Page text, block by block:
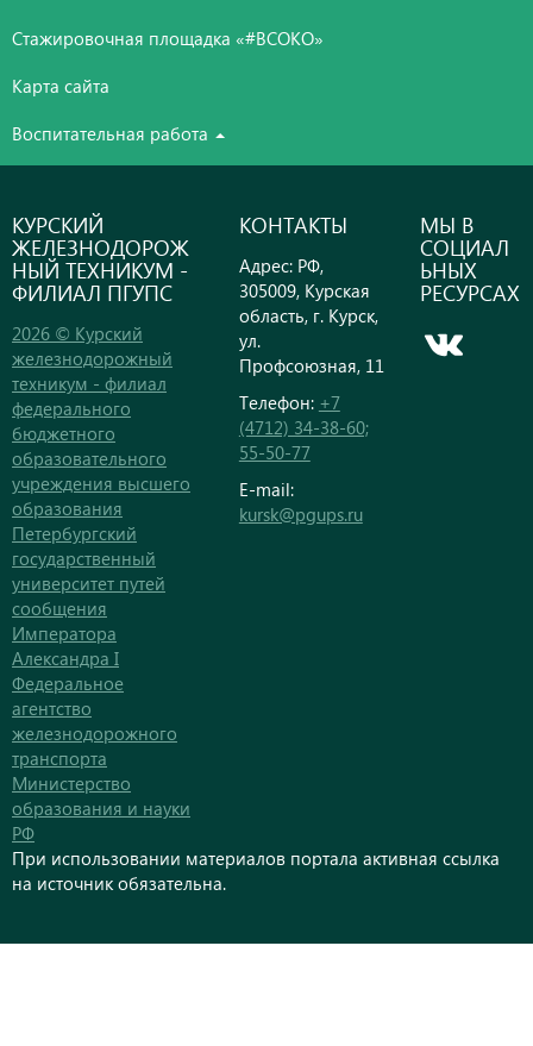
Стажировочная площадка «#ВСОКО»
Карта сайта
Воспитательная работа
КУРСКИЙ
ЖЕЛЕЗНОДОРОЖ
НЫЙ ТЕХНИКУМ -
ФИЛИАЛ ПГУПС
2026 © Курский
железнодорожный
техникум - филиал
федерального
бюджетного
образовательного
учреждения высшего
образования
Петербургский
государственный
университет путей
сообщения
Императора
Александра I
Федеральное
агентство
железнодорожного
транспорта
Министерство
образования и науки
РФ
КОНТАКТЫ
Адрес: РФ,
305009, Курская
область, г. Курск,
ул.
Профсоюзная, 11
Телефон: +7
(4712) 34-38-60;
55-50-77
E-mail:
kursk@pgups.ru
МЫ В
СОЦИАЛ
ЬНЫХ
РЕСУРСАХ
При использовании материалов портала активная ссылка
на источник обязательна.